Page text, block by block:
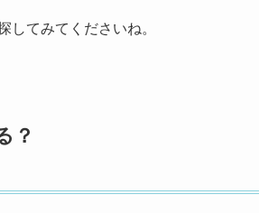
してみてくださいね。
？